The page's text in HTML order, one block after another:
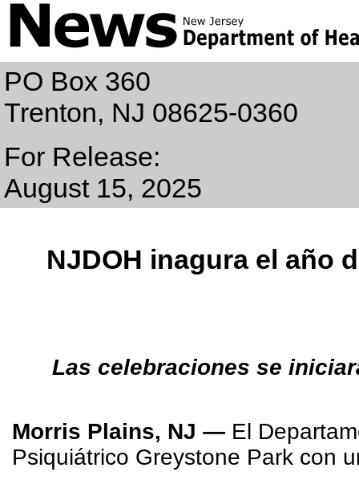
PO Box 360
Trenton, NJ 08625-0360
For Release:
August 15, 2025
NJDOH inagura el año
Las celebraciones se
Morris Plains, NJ — El
Psiquiátrico Greystone Park con